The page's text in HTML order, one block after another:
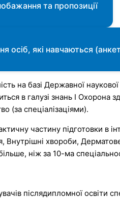
та пропозиції
осіб, які навчаються
на базі Державної
в галузі знань І Охорона
(за спеціалізаціями).
частину підготовки в
Внутрішні хвороби,
ніж за 10-ма
післядипломної освіти